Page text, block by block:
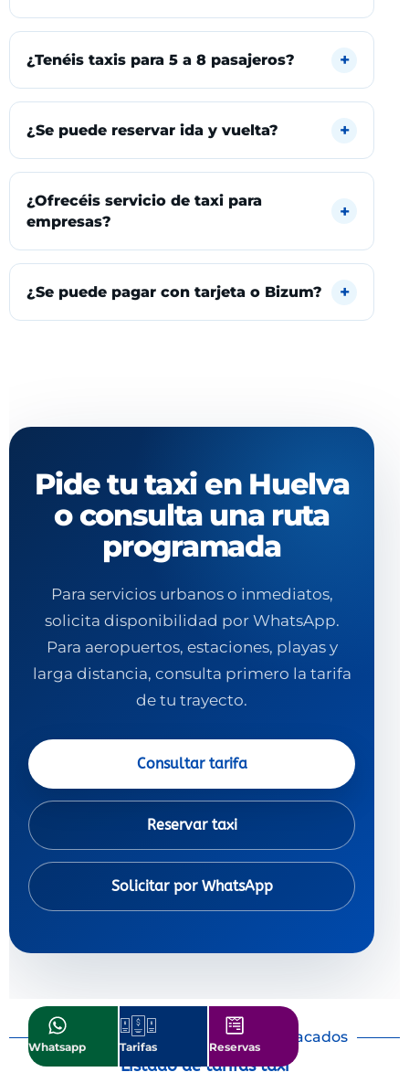
¿Tenéis taxis para 5 a 8 pasajeros?
¿Se puede reservar ida y vuelta?
¿Ofrecéis servicio de taxi para
empresas?
¿Se puede pagar con tarjeta o Bizum?
Pide tu taxi en Huelva
o consulta una ruta
programada
Para servicios urbanos o inmediatos,
solicita disponibilidad por WhatsApp.
Para aeropuertos, estaciones, playas y
larga distancia, consulta primero la tarifa
de tu trayecto.
Consultar tarifa
Reservar taxi
Solicitar por WhatsApp
Destinos de taxi en Huelva destacados
Listado de tarifas taxi
Whatsapp Tarifas Reservas